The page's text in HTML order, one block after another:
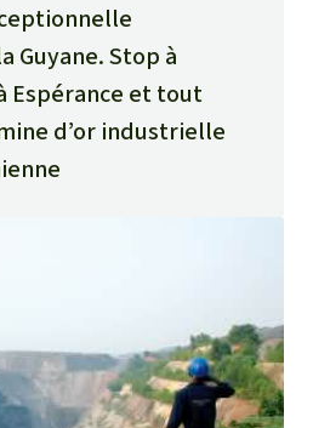
Guyane. Stop à
Espérance et tout
d’or industrielle